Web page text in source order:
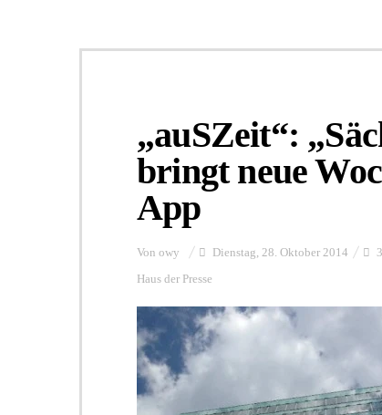
„auSZeit“:
bringt neue
App
Von owy Dienstag, 28. Oktober 2014 3
Haus der Presse